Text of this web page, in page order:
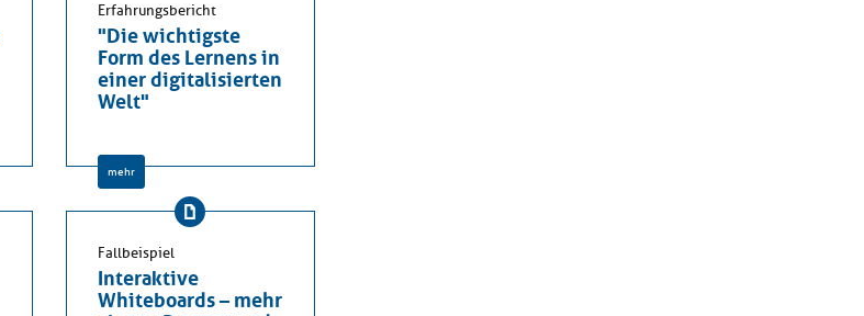
Erfahrungsbericht
"Die wichtigste
Form des Lernens in
einer digitalisierten
Welt"
mehr
Fallbeispiel
Interaktive
Whiteboards – mehr